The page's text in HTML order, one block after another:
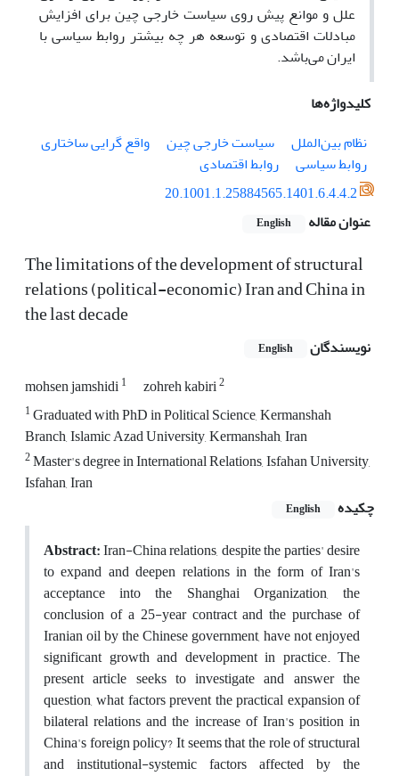
علل و موانع پیش روی سیاست خارجی چین برای افزایش
مبادلات اقتصادی و توسعه هر چه بیشتر روابط سیاسی با
ایران می‌باشد.
کلیدواژه‌ها
نظام بین‌الملل
سیاست خارجی چین
واقع گرایی ساختاری
روابط سیاسی
روابط اقتصادی
20.1001.1.25884565.1401.6.4.4.2
عنوان مقاله
English
The limitations of the development of structural
relations (political-economic) Iran and China in
the last decade
نویسندگان English
mohsen jamshidi1 zohreh kabiri2
1Graduated with PhD in Political Science, Kermanshah
Branch, Islamic Azad University, Kermanshah, Iran
2Master's degree in International Relations, Isfahan University,
Isfahan, Iran
چکیده
English
Abstract:Iran-China relations, despite the parties' desire
to expand and deepen relations in the form of Iran's
acceptance into the Shanghai Organization, the
conclusion of a 25-year contract and the purchase of
Iranian oil by the Chinese government, have not enjoyed
significant growth and development in practice. The
present article seeks to investigate and answer the
question, what factors prevent the practical expansion of
bilateral relations and the increase of Iran's position in
China's foreign policy? It seems that the role of structural
and institutional-systemic factors affected by the